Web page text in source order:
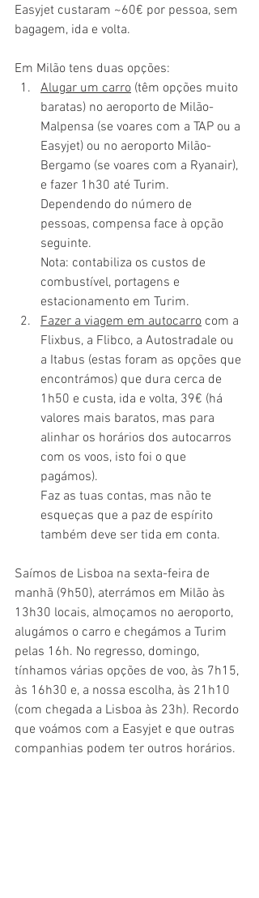
Easyjet custaram ~60€ por pessoa, sem
bagagem, ida e volta.
Em Milão tens duas opções:
Alugar um carro (têm opções muito
baratas) no aeroporto de Milão-
Malpensa (se voares com a TAP ou a
Easyjet) ou no aeroporto Milão-
Bergamo (se voares com a Ryanair),
e fazer 1h30 até Turim.
Dependendo do número de
pessoas, compensa face à opção
seguinte.
Nota: contabiliza os custos de
combustível, portagens e
estacionamento em Turim.
Fazer a viagem em autocarro com a
Flixbus, a Flibco, a Autostradale ou
a Itabus (estas foram as opções que
encontrámos) que dura cerca de
1h50 e custa, ida e volta, 39€ (há
valores mais baratos, mas para
alinhar os horários dos autocarros
com os voos, isto foi o que
pagámos).
Faz as tuas contas, mas não te
esqueças que a paz de espírito
também deve ser tida em conta.
Saímos de Lisboa na sexta-feira de
manhã (9h50), aterrámos em Milão às
13h30 locais, almoçamos no aeroporto,
alugámos o carro e chegámos a Turim
pelas 16h. No regresso, domingo,
tínhamos várias opções de voo, às 7h15,
às 16h30 e, a nossa escolha, às 21h10
(com chegada a Lisboa às 23h). Recordo
que voámos com a Easyjet e que outras
companhias podem ter outros horários.